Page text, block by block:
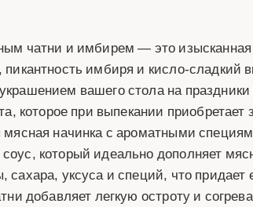
чатни и имбирем — это изысканная
имбиря и кисло-сладкий
вашего стола на
которое при выпекании
мясная начинка с ароматными
который идеально дополняет
сахара, уксуса и специй, что
добавляет легкую остроту и